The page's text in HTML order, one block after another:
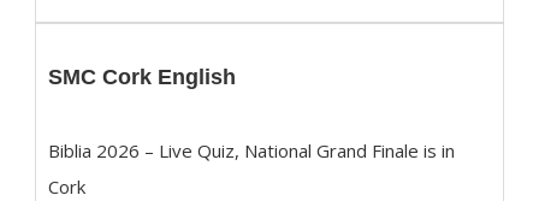
SMC Cork English
Biblia 2026 – Live Quiz, National Grand Finale is in
Cork